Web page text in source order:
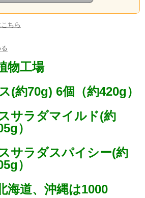
ランス良くミックスしってい
るように各種菌数検査を実施
場で作られるベビーリーフは
と新鮮です！
く、衛生管理された工場で作
めて少なく、洗わないでも食
す。
バタビアレタス6袋 リー
ちら
物工場
(約70g) 6個（約420g）
サラダマイルド(約
）
サラダスパイシー(約
）
海道、沖縄は1000